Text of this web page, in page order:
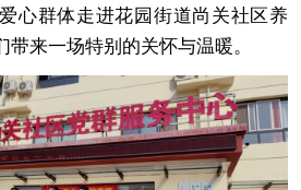
心群体走进花园街道尚关社区养
来一场特别的关怀与温暖。